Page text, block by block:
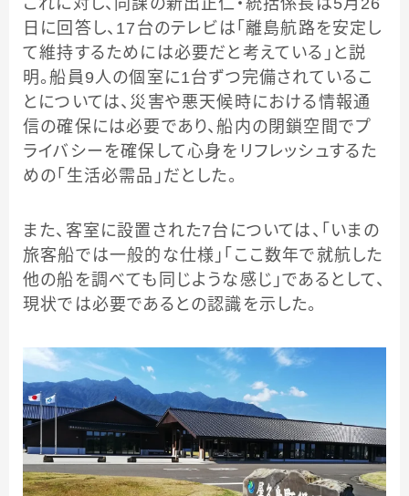
日に回答し、17台のテレビは「離島航路を安定し
て維持するためには必要だと考えている」と説
明。船員9人の個室に1台ずつ完備されているこ
とについては、災害や悪天候時における情報通
信の確保には必要であり、船内の閉鎖空間でプ
ライバシーを確保して心身をリフレッシュするた
めの「生活必需品」だとした。
また、客室に設置された7台については、「いまの
旅客船では一般的な仕様」「ここ数年で就航した
他の船を調べても同じような感じ」であるとして、
現状では必要であるとの認識を示した。